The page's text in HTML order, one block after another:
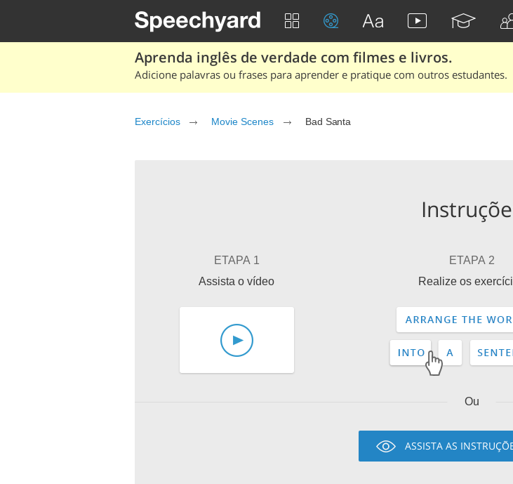
Aprenda inglês de verdade com filmes e livros.
Adicione palavras ou frases para aprender e pratique com outros estudantes.
Exercícios Movie Scenes Bad Santa
ETAPA 1
Assista o vídeo
ETAPA 2
Realize os
Ou
ASSISTA AS